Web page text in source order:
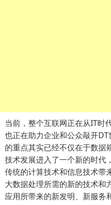
当前，整个互联网正在从IT时
也正在助力企业和公众敲开
的重点其实已经不仅在于数据
技术发展进入了一个新的时代
传统的计算技术和信息技术带
大数据处理所需的新的技术和
应用所带来的新发明、新服务